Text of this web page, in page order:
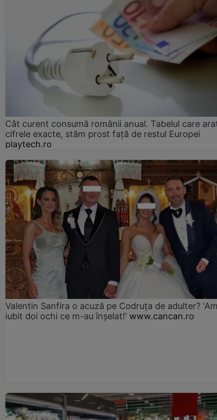
Cât curent consumă românii anual. Tabelul care
cifrele exacte, stăm prost faţă de restul Europei
playtech.ro
Valentin Sanfira o acuză pe Codruța de adulter?
iubit doi ochi ce m-au înșelat!' www.cancan.ro